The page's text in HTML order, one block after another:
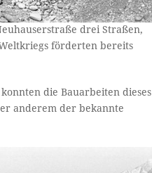
drei Straßen,
förderten bereits
die Bauarbeiten dieses
anderem der bekannte